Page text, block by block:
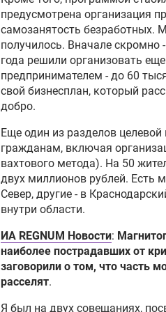
предусмотрена организация
самозанятость безработных.
получилось. Вначале скромно
года решили организовать
предпринимателем - до 60
свой бизнесплан, который
добро.
Еще один из разделов
гражданам, включая
вахтового метода). На 50
двух миллионов рублей. Есть
Север, другие - в
внутри области.
ИА REGNUM Новости:
наиболее пострадавших от
заговорили о том, что часть
расселят.
Я был на двух совещаниях,